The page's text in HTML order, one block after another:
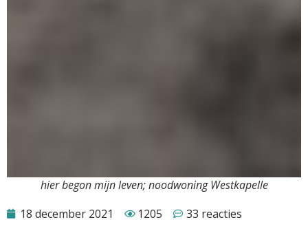
hier begon mijn leven; noodwoning Westkapelle
18 december 2021
1205
33 reacties